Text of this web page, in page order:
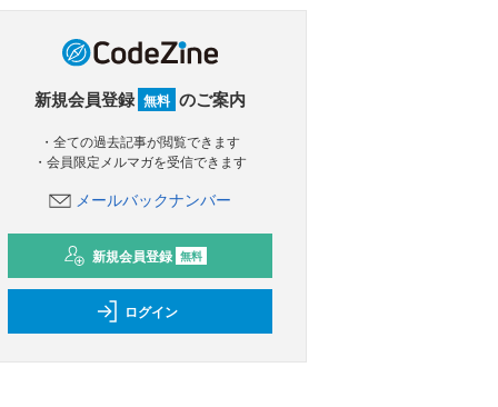
新規会員登録 無料 のご案内
・全ての過去記事が閲覧できます
・会員限定メルマガを受信できます
メールバックナンバー
新規会員登録 無料
ログイン